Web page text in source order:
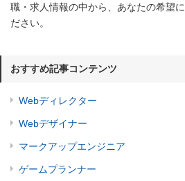
職・求人情報の中から、あなたの希望
ださい。
おすすめ記事コンテンツ
Webディレクター
Webデザイナー
マークアップエンジニア
ゲームプランナー